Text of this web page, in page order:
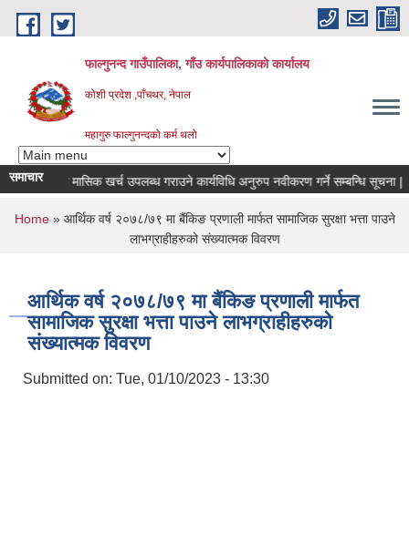
Skip to main content
फाल्गुनन्द गाउँपालिका, गाँउ कार्यपालिकाको कार्यालय
कोशी प्रदेश ,पाँचथर, नेपाल
महागुरु फाल्गुनन्दको कर्म थलो
समाचार मासिक खर्च उपलब्ध गराउने कार्यविधि अनुरुप नवीकरण गर्ने सम्बन्धि सूचना |
You are here
Home» आर्थिक वर्ष २०७८/७९ मा बैंकिङ प्रणाली मार्फत सामाजिक सुरक्षा भत्ता पाउने
लाभग्राहीहरुको संख्यात्मक विवरण
आर्थिक वर्ष २०७८/७९ मा बैंकिङ प्रणाली मार्फत
सामाजिक सुरक्षा भत्ता पाउने लाभग्राहीहरुको
संख्यात्मक विवरण
Submitted on: Tue, 01/10/2023 - 13:30